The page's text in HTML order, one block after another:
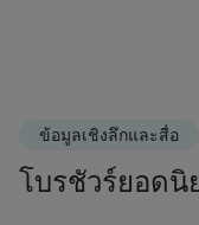
ข้อมูลเชิงลึกและสื่อ
โบรชัวร์ยอดนิ